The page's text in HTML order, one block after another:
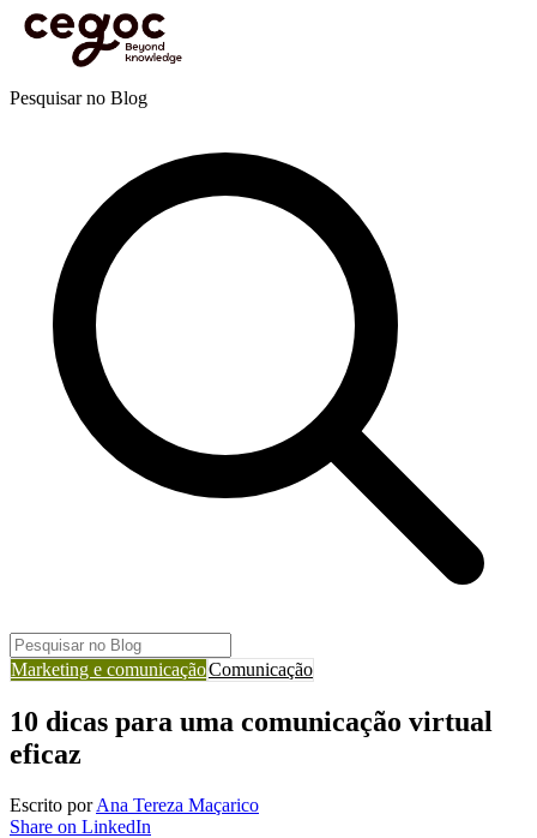
Skip to main content
Está aqui:Home > Recursos
para uma comunicação virtual eficaz
Pesquisar no Blog
Marketing e comunicaçãoComunicação
10 dicas para uma comunicação virtual
eficaz
Escrito porAna Tereza Maçarico
Share on LinkedIn